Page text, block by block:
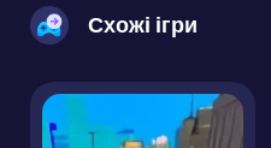
Схожі ігри